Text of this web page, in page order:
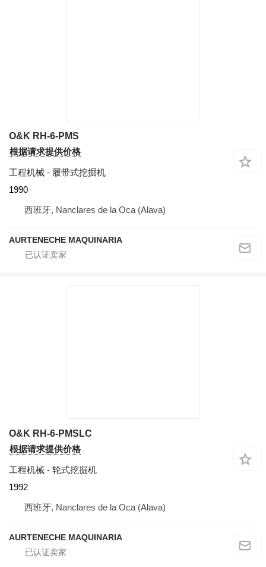
O&K RH-6-PMS
根据请求提供价格
工程机械 - 履带式挖掘机
1990
西班牙, Nanclares de la Oca (Alava)
AURTENECHE MAQUINARIA
O&K RH-6-PMSLC
根据请求提供价格
工程机械 - 轮式挖掘机
1992
西班牙, Nanclares de la Oca (Alava)
AURTENECHE MAQUINARIA